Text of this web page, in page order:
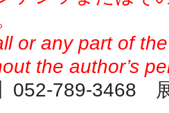
or any part of
the author’s
052-789-3468